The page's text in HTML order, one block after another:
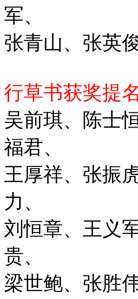
军、
张青山、张英
行草书获奖提
吴前琪、陈士
福君、
王厚祥、张振
力、
刘恒章、王义
贵、
梁世鲍、张胜